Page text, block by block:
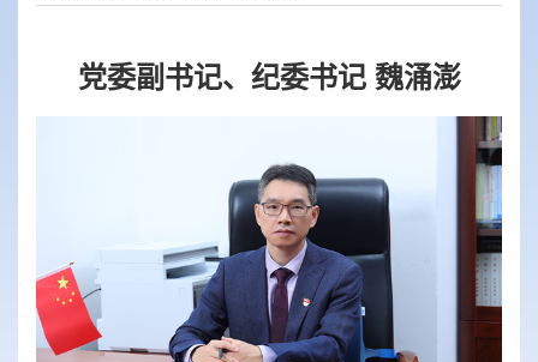
党委副书记、纪委书记 魏涌澎